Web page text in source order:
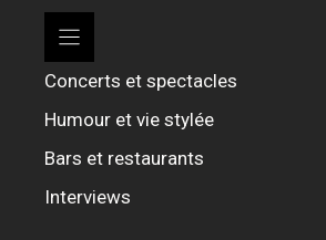
Concerts et spectacles
Humour et vie stylée
Bars et restaurants
Interviews